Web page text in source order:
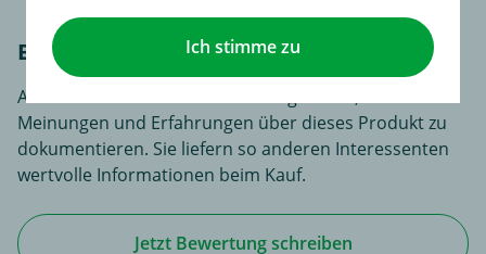
Bewerten Sie diesen Artikel!
An dieser Stelle haben Sie die Möglichkeit, Ihre
Meinungen und Erfahrungen über dieses Produkt zu
dokumentieren. Sie liefern so anderen Interessenten
wertvolle Informationen beim Kauf.
Jetzt Bewertung schreiben
Ich stimme zu